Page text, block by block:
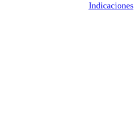
Indicaciones